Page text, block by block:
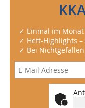
✓ Einmal im Monat
✓ Heft-Highlights –
✓ Bei